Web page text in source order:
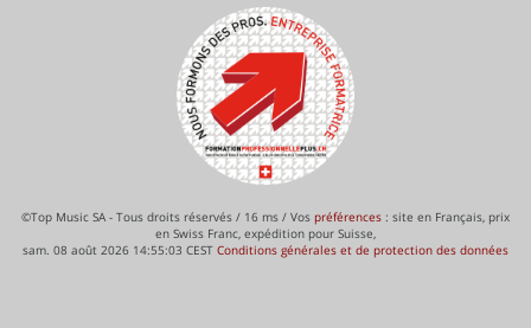
©Top Music SA - Tous droits réservés / 16 ms / Vos préférences : site en Français, prix
en Swiss Franc, expédition pour Suisse,
sam. 08 août 2026 14:55:03 CEST Conditions générales et de protection des données